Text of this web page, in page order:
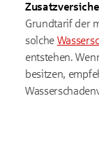
Grundtarif der
solche
entstehen.
besitzen,